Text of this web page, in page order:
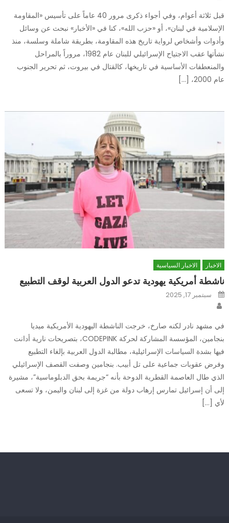
قبل ثلاثة أعوام، وفي أجواء ذكرى مرور 40 عاماً على تأسيس «المقاومة
الإسلامية في لبنان»، أو «حزب الله»، كنا في «الأخبار» نبحث عن وسائل
وأدوات وأشخاص لرواية تاريخ هذه المقاومة، بطريقة شاملة وسلسة، منذ
نشأتها عقب الاجتياح الإسرائيلي للبنان عام 1982، مروراً بالمراحل
والمنعطفات الأساسية في تاريخها، كالقتال في بيروت، ثم تحرير الجنوب
عام 2000، […]
الاخبار الاخبار السياسية
ناشطة أمريكية يهودية تدعو الدول العربية لوقف التطبيع
Posted
onسبتمبر 17, 2025
في مشهد نادر لكنه صارخ، خرجت الناشطة اليهودية الأمريكية ميديا
بنجامين، المؤسسة المشاركة لحركة CODEPINK، بتصريحات نارية أدانت
فيها بشدة السياسات الإسرائيلية، مطالبة الدول العربية بإلغاء التطبيع
وفرض عقوبات جماعية على تل أبيب. بنجامين وصفت القصف الإسرائيلي
الذي طال العاصمة القطرية الدوحة بأنه “جريمة بحق الدبلوماسية”، مشيرة
إلى أن إسرائيل تمارس إرهاب دولة من غزة إلى لبنان واليمن، ولا تسعى
لأي […]